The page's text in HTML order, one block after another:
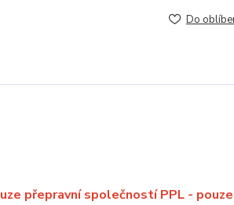
Do
přepravní společností PPL -